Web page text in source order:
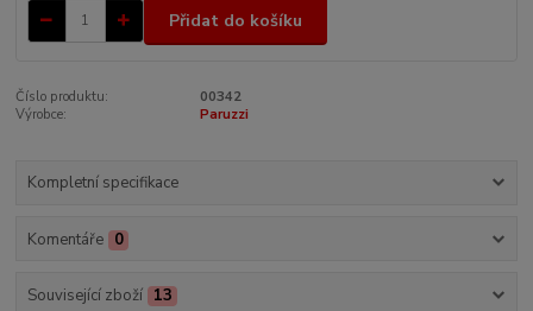
Přidat do košíku
Číslo produktu:
00342
Výrobce:
Paruzzi
Kompletní specifikace
Komentáře 0
Související zboží 13